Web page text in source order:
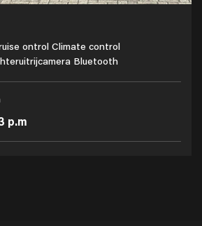
ontrol Climate control
Bluetooth
p.m